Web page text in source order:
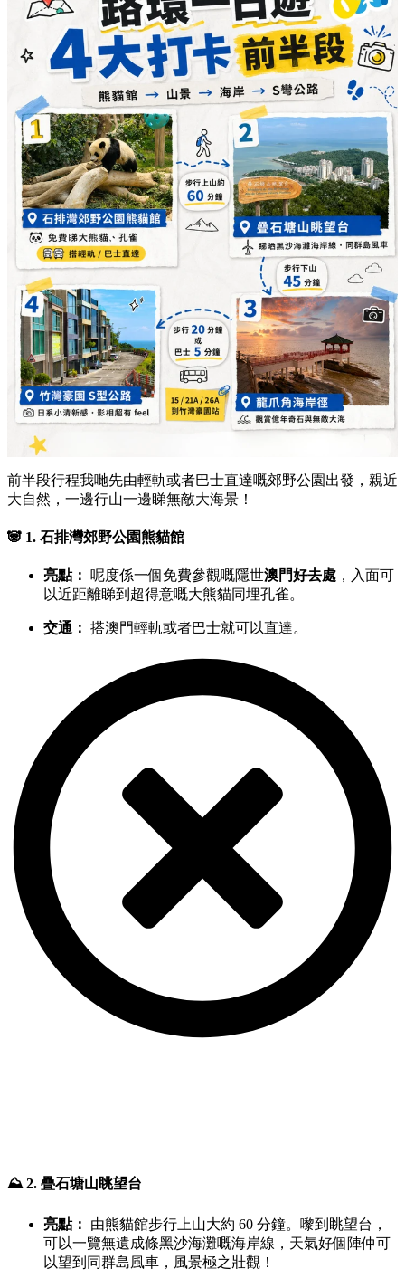
前半段行程我哋先由輕軌或者巴士直達嘅郊野公園出發，親近
大自然，一邊行山一邊睇無敵大海景！
🐼 1. 石排灣郊野公園熊貓館
亮點： 呢度係一個免費參觀嘅隱世澳門好去處 ，入面可
以近距離睇到超得意嘅大熊貓同埋孔雀。
交通： 搭澳門輕軌或者巴士就可以直達。
⛰️ 2. 疊石塘山眺望台
亮點：
由熊貓館步行上山大約 60 分鐘。嚟到眺望台，
可以一覽無遺成條黑沙海灘嘅海岸線，天氣好個陣仲可
以望到同群島風車，風景極之壯觀！